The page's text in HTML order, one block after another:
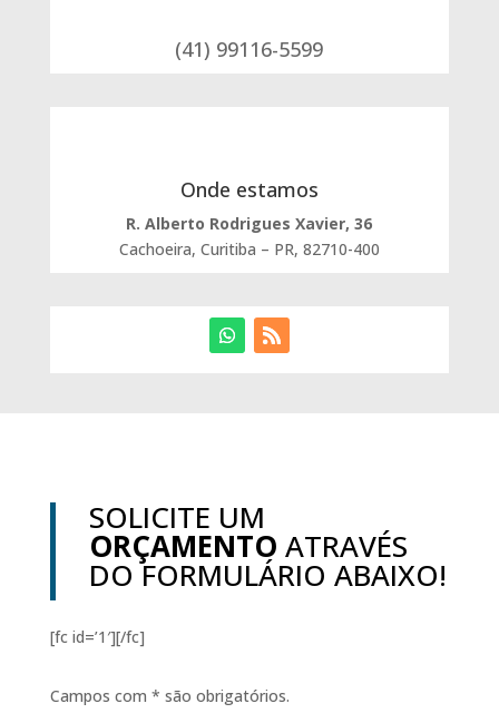
(41) 99116-5599
Onde estamos
R. Alberto Rodrigues Xavier, 36
Cachoeira, Curitiba – PR, 82710-400
SOLICITE UM
ORÇAMENTO ATRAVÉS
DO FORMULÁRIO ABAIXO!
[fc id=’1′][/fc]
Campos com * são obrigatórios.